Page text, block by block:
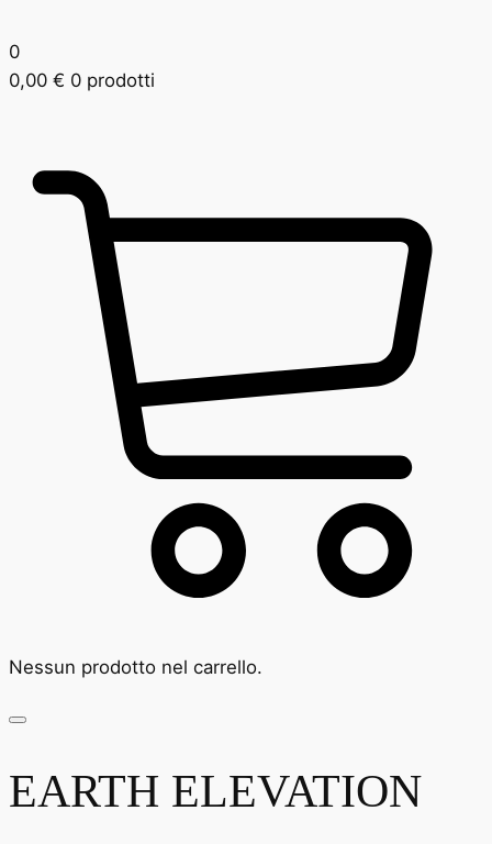
0
0,00 € 0 prodotti
Nessun prodotto nel carrello.
EARTH ELEVATION